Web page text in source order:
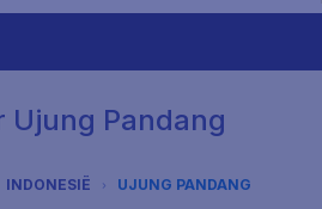
Ujung Pandang
INDONESIË UJUNG PANDANG